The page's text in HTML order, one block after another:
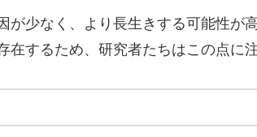
少なく、より長生きする可能性が
するため、研究者たちはこの点に